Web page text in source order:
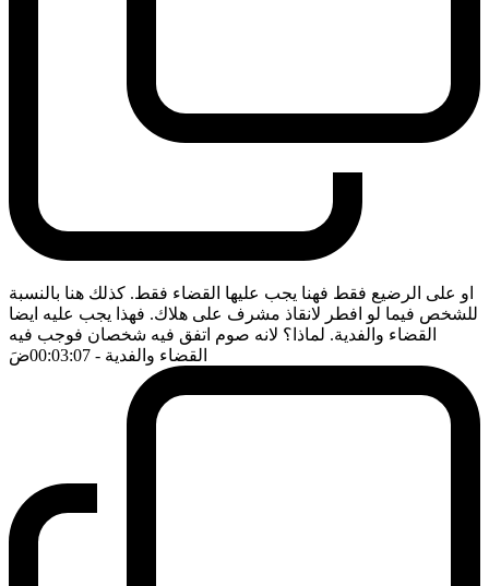
او على الرضيع فقط فهنا يجب عليها القضاء فقط. كذلك هنا بالنسبة
للشخص فيما لو افطر لانقاذ مشرف على هلاك. فهذا يجب عليه ايضا
القضاء والفدية. لماذا؟ لانه صوم اتفق فيه شخصان فوجب فيه
القضاء والفدية - 00:03:07 ضَ